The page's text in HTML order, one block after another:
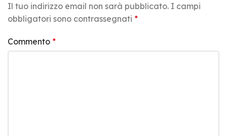
Il tuo indirizzo email non sarà pubblicato. I campi
obbligatori sono contrassegnati *
Commento *